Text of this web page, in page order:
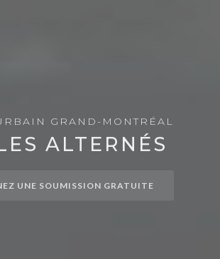
GRAND-MONTRÉAL
ALTERNÉS
UNE SOUMISSION GRATUITE